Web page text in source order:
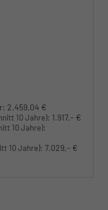
2.459,04 €
10 Jahre): 1.917,- €
10 Jahre):
10 Jahre): 7.029,- €